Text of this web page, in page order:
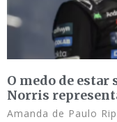
O medo de estar
Norris
Amanda de Paulo